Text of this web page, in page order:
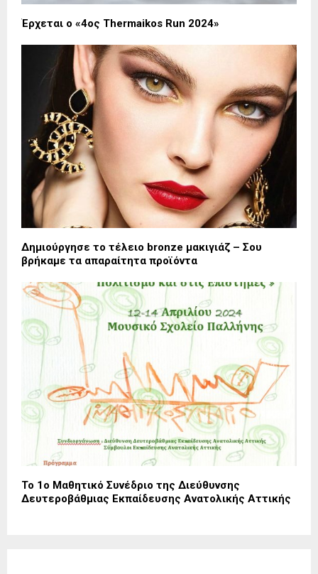
Έρχεται ο «4ος Thermaikos Run 2024»
Δημιούργησε το τέλειο bronze μακιγιάζ – Σου
βρήκαμε τα απαραίτητα προϊόντα
Το 1ο Μαθητικό Συνέδριο της Διεύθυνσης
Δευτεροβάθμιας Εκπαίδευσης Ανατολικής Αττικής